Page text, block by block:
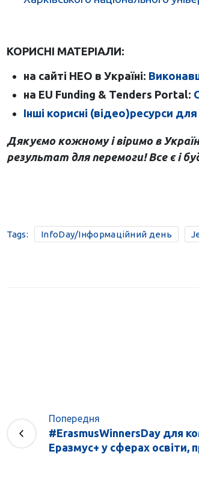
КОРИСНІ МАТЕРІАЛИ:
на сайті НЕО в Україні:
на EU Funding & Tenders Portal:
Інші корисні (відео)ресурси
Дякуємо кожному і віримо в
результат для перемоги! Все є і
Tags: InfoDay/Інформаційний день
Попередня
#ErasmusWinnersDay для
Еразмус+ у сферах освіти,